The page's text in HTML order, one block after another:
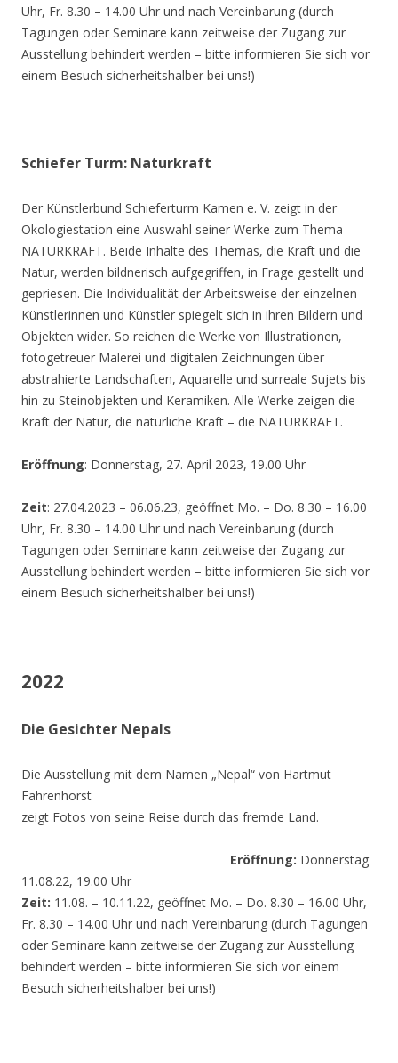
Uhr, Fr. 8.30 – 14.00 Uhr und nach Vereinbarung (durch
Tagungen oder Seminare kann zeitweise der Zugang zur
Ausstellung behindert werden – bitte informieren Sie sich vor
einem Besuch sicherheitshalber bei uns!)
Schiefer Turm: Naturkraft
Der Künstlerbund Schieferturm Kamen e. V. zeigt in der
Ökologiestation eine Auswahl seiner Werke zum Thema
NATURKRAFT. Beide Inhalte des Themas, die Kraft und die
Natur, werden bildnerisch aufgegriffen, in Frage gestellt und
gepriesen. Die Individualität der Arbeitsweise der einzelnen
Künstlerinnen und Künstler spiegelt sich in ihren Bildern und
Objekten wider. So reichen die Werke von Illustrationen,
fotogetreuer Malerei und digitalen Zeichnungen über
abstrahierte Landschaften, Aquarelle und surreale Sujets bis
hin zu Steinobjekten und Keramiken. Alle Werke zeigen die
Kraft der Natur, die natürliche Kraft – die NATURKRAFT.
Eröffnung: Donnerstag, 27. April 2023, 19.00 Uhr
Zeit: 27.04.2023 – 06.06.23, geöffnet Mo. – Do. 8.30 – 16.00
Uhr, Fr. 8.30 – 14.00 Uhr und nach Vereinbarung (durch
Tagungen oder Seminare kann zeitweise der Zugang zur
Ausstellung behindert werden – bitte informieren Sie sich vor
einem Besuch sicherheitshalber bei uns!)
2022
Die Gesichter Nepals
Die Ausstellung mit dem Namen „Nepal“ von Hartmut
Fahrenhorst
zeigt Fotos von seine Reise durch das fremde Land.
Eröffnung: Donnerstag
11.08.22, 19.00 Uhr
Zeit: 11.08. – 10.11.22, geöffnet Mo. – Do. 8.30 – 16.00 Uhr,
Fr. 8.30 – 14.00 Uhr und nach Vereinbarung (durch Tagungen
oder Seminare kann zeitweise der Zugang zur Ausstellung
behindert werden – bitte informieren Sie sich vor einem
Besuch sicherheitshalber bei uns!)